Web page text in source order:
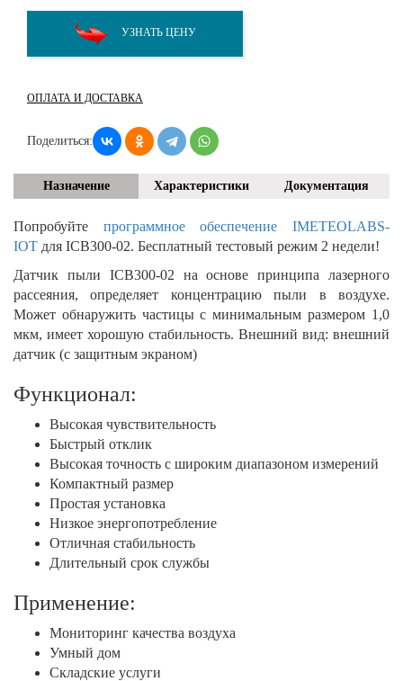
УЗНАТЬ ЦЕНУ
ОПЛАТА И ДОСТАВКА
Поделиться:
Назначение Характеристики Документация
Попробуйте программное обеспечение IMETEOLABS-
IOT для ICB300-02. Бесплатный тестовый режим 2 недели!
Датчик пыли ICB300-02 на основе принципа лазерного
рассеяния, определяет концентрацию пыли в воздухе.
Может обнаружить частицы с минимальным размером 1,0
мкм, имеет хорошую стабильность. Внешний вид: внешний
датчик (с защитным экраном)
Функционал:
Высокая чувствительность
Быстрый отклик
Высокая точность с широким диапазоном измерений
Компактный размер
Простая установка
Низкое энергопотребление
Отличная стабильность
Длительный срок службы
Применение:
Мониторинг качества воздуха
Умный дом
Складские услуги